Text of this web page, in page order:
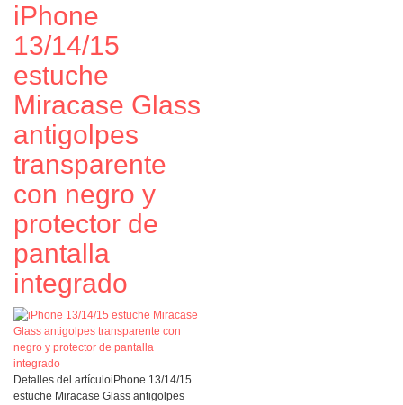
iPhone
13/14/15
estuche
Miracase Glass
antigolpes
transparente
con negro y
protector de
pantalla
integrado
Detalles del artículoiPhone 13/14/15
estuche Miracase Glass antigolpes